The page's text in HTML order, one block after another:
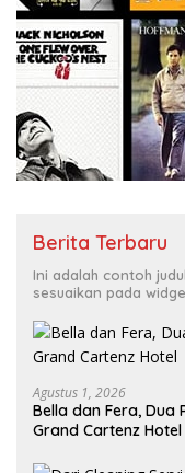
Berita Terbaru
Ini adalah contoh
sesuaikan pada
Agustus 1, 2026
Bella dan Fera, Dua
Grand Cartenz Hotel